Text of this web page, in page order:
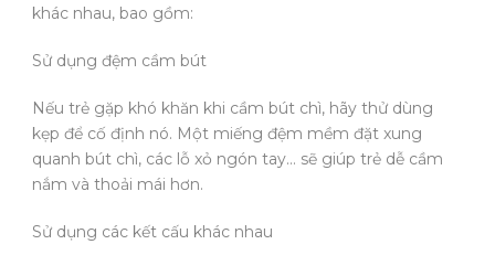
khác nhau, bao gồm:
Sử dụng đệm cầm bút
Nếu trẻ gặp khó khăn khi cầm bút chì, hãy thử dùng
kẹp để cố định nó. Một miếng đệm mềm đặt xung
quanh bút chì, các lỗ xỏ ngón tay… sẽ giúp trẻ dễ cầm
nắm và thoải mái hơn.
Sử dụng các kết cấu khác nhau